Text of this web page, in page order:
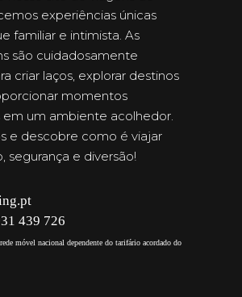
experiências únicas
familiar e intimista. As
são cuidadosamente
criar laços, explorar destinos
momentos
em um ambiente acolhedor.
e descobre como é viajar
segurança e diversão!
439 726
móvel nacional dependente do tarifário acordado do